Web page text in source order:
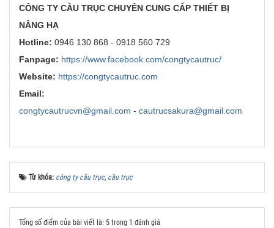
CÔNG TY CẦU TRỤC CHUYÊN CUNG CẤP THIẾT BỊ
NÂNG HẠ
Hotline: 0946 130 868 - 0918 560 729
Fanpage: https://www.facebook.com/congtycautruc/
Website: https://congtycautruc.com
Email:
congtycautrucvn@gmail.com - cautrucsakura@gmail.com
Từ khóa: công ty cầu trục, cầu trục
Tổng số điểm của bài viết là: 5 trong 1 đánh giá